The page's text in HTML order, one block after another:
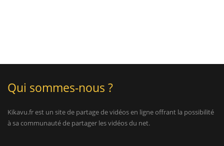
Qui sommes-nous ?
Kikavu.fr est un site de partage de vidéos en ligne offrant la possibilité
à sa communauté de partager les vidéos du net.